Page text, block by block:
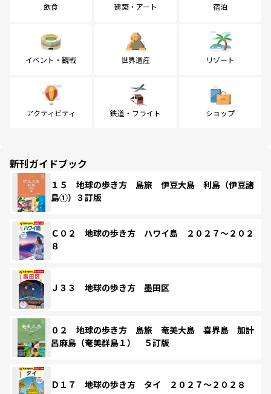
飲食 建築・アート 宿泊
イベント・観戦 世界遺産 リゾート
アクティビティ 鉄道・フライト ショップ
新刊ガイドブック
１５ 地球の歩き方 島旅 伊豆大島 利島（伊豆諸
島①）３訂版
Ｃ０２ 地球の歩き方 ハワイ島 ２０２７～２０２
８
Ｊ３３ 地球の歩き方 墨田区
０２ 地球の歩き方 島旅 奄美大島 喜界島 加計
呂麻島（奄美群島１） ５訂版
Ｄ１７ 地球の歩き方 タイ ２０２７～２０２８